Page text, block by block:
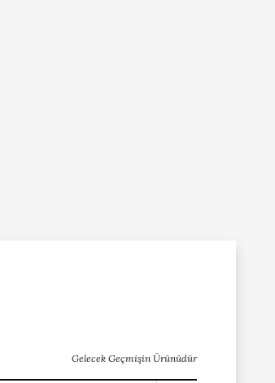
Gelecek Geçmişin Ürünüdür